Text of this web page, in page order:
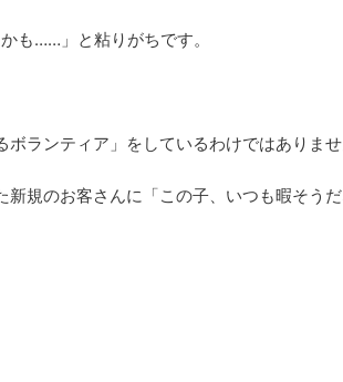
も……」と粘りがちです。
ランティア」をしているわけではありま
規のお客さんに「この子、いつも暇そう